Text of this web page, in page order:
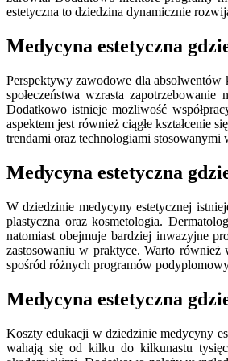
estetyczna to dziedzina dynamicznie
Medycyna estetyczna
Perspektywy zawodowe dla absolwentów
społeczeństwa wzrasta
Dodatkowo istnieje możliwość
aspektem jest również ciągłe
trendami oraz technologiami stosowanymi
Medycyna estetyczna
W dziedzinie medycyny estetycznej
plastyczna oraz kosmetologia.
natomiast obejmuje bardziej inwazyjne
zastosowaniu w praktyce. Warto również
spośród różnych programów
Medycyna estetyczna
Koszty edukacji w dziedzinie medycyny
wahają się od kilku do kilkunastu